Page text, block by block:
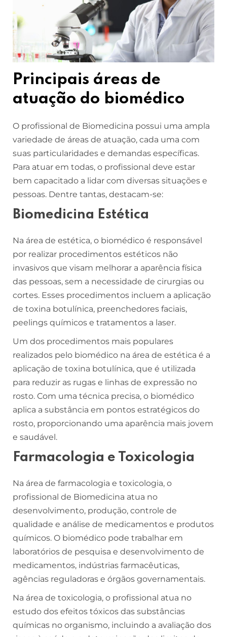
Principais áreas de
atuação do biomédico
O profissional de Biomedicina possui uma ampla
variedade de áreas de atuação, cada uma com
suas particularidades e demandas específicas.
Para atuar em todas, o profissional deve estar
bem capacitado a lidar com diversas situações e
pessoas. Dentre tantas, destacam-se:
Biomedicina Estética
Na área de estética, o biomédico é responsável
por realizar procedimentos estéticos não
invasivos que visam melhorar a aparência física
das pessoas, sem a necessidade de cirurgias ou
cortes. Esses procedimentos incluem a aplicação
de toxina botulínica, preenchedores faciais,
peelings químicos e tratamentos a laser.
Um dos procedimentos mais populares
realizados pelo biomédico na área de estética é a
aplicação de toxina botulínica, que é utilizada
para reduzir as rugas e linhas de expressão no
rosto. Com uma técnica precisa, o biomédico
aplica a substância em pontos estratégicos do
rosto, proporcionando uma aparência mais jovem
e saudável.
Farmacologia e Toxicologia
Na área de farmacologia e toxicologia, o
profissional de Biomedicina atua no
desenvolvimento, produção, controle de
qualidade e análise de medicamentos e produtos
químicos. O biomédico pode trabalhar em
laboratórios de pesquisa e desenvolvimento de
medicamentos, indústrias farmacêuticas,
agências reguladoras e órgãos governamentais.
Na área de toxicologia, o profissional atua no
estudo dos efeitos tóxicos das substâncias
químicas no organismo, incluindo a avaliação dos